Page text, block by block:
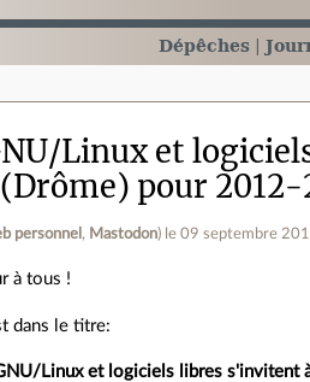
Dépêches
Linux et
pour 2012-
personnel , Mastodon) le 09 septembre
à tous !
dans le titre:
Linux et logiciels libres s'invitent